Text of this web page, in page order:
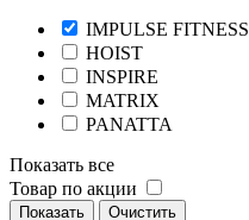
IMPULSE FITNESS
HOIST
INSPIRE
MATRIX
PANATTA
Показать все
Товар по акции
Показать Очистить